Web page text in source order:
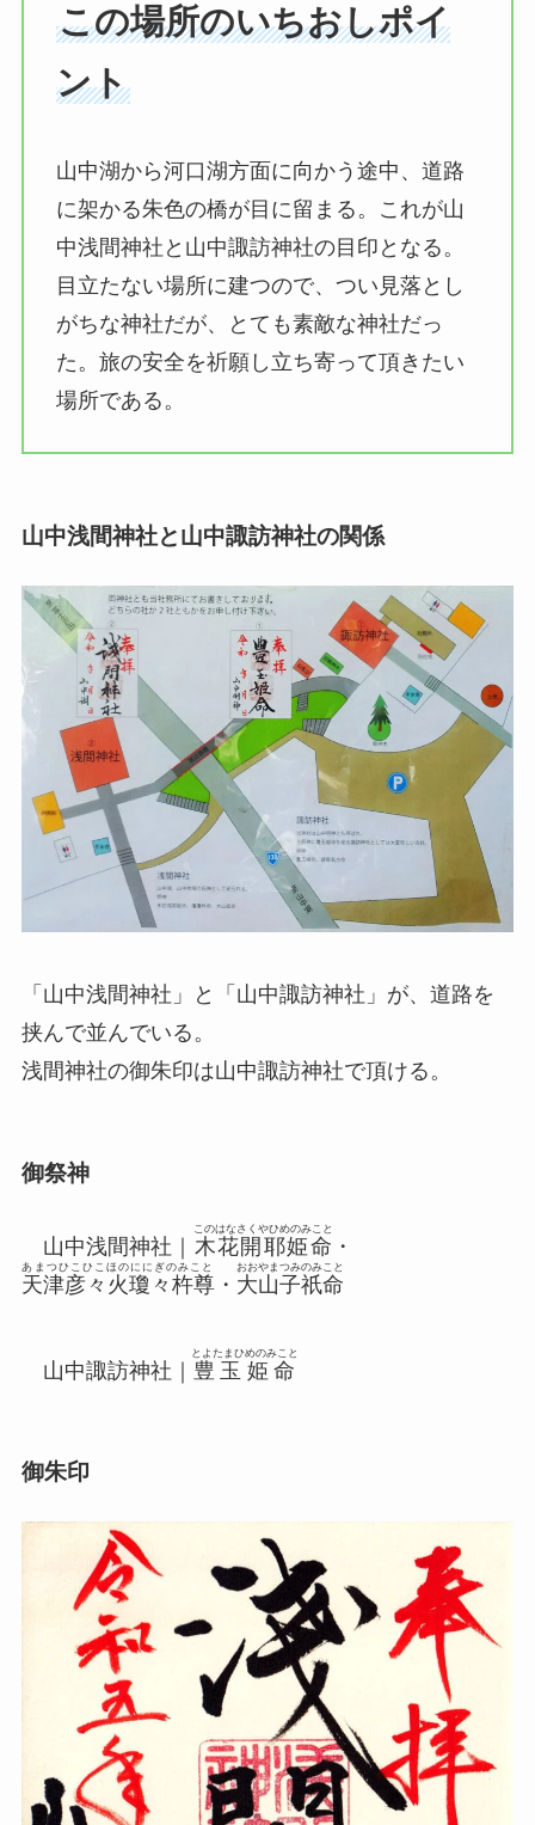
この場所のいちおしポイ
ント
山中湖から河口湖方面に向かう途中、道路
に架かる朱色の橋が目に留まる。これが山
中浅間神社と山中諏訪神社の目印となる。
目立たない場所に建つので、つい見落とし
がちな神社だが、とても素敵な神社だっ
た。旅の安全を祈願し立ち寄って頂きたい
場所である。
山中浅間神社と山中諏訪神社の関係
「山中浅間神社」と「山中諏訪神社」が、道路を
挟んで並んでいる。
浅間神社の御朱印は山中諏訪神社で頂ける。
御祭神
山中浅間神社｜ 木花開耶姫命
このはなさくやひめのみこと
・
天津彦々火瓊々杵尊
あまつひこひこほのににぎのみこと
・ 大山子祇命
おおやまつみのみこと
山中諏訪神社｜ 豊玉姫命
とよたまひめのみこと
御朱印